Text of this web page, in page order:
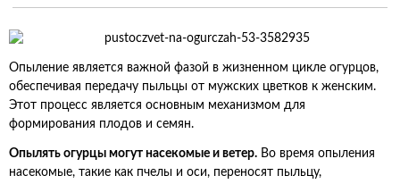
Опыление является важной фазой в жизненном цикле огурцов,
обеспечивая передачу пыльцы от мужских цветков к женским.
Этот процесс является основным механизмом для
формирования плодов и семян.
Опылять огурцы могут насекомые и ветер. Во время опыления
насекомые, такие как пчелы и оси, переносят пыльцу,